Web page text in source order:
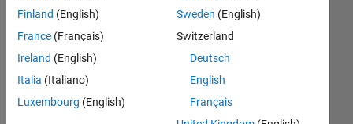
MATLAB
AnswersTutto
Finland (English)
France (Français)
Ireland (English)
Italia (Italiano)
Luxembourg (English)
Sweden (English)
Switzerland
Deutsch
English
Français